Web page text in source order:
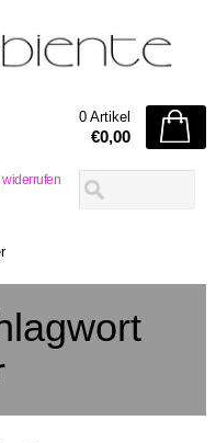
widerrufen
0 Artikel
€0,00